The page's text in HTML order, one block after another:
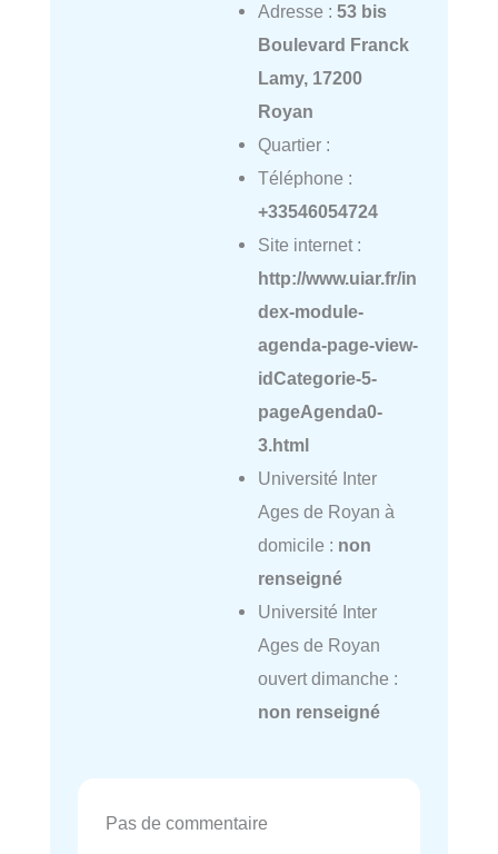
Adresse : 53 bis
Boulevard Franck
Lamy, 17200
Royan
Quartier :
Téléphone :
+33546054724
Site internet :
http://www.uiar.fr/in
dex-module-
agenda-page-view-
idCategorie-5-
pageAgenda0-
3.html
Université Inter
Ages de Royan à
domicile : non
renseigné
Université Inter
Ages de Royan
ouvert dimanche :
non renseigné
Pas de commentaire